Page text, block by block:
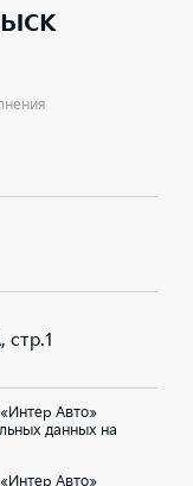
стр.1
Авто»
данных на
Авто»